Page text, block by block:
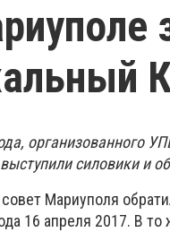
организованного
силовики и
Мариуполя
16 апреля 2017. В